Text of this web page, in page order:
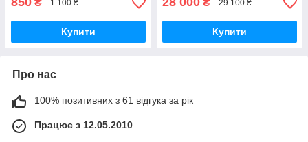
₴ 1 100 ₴
Купити
₴ 29 100 ₴
Купити
Про нас
100% позитивних з 61 відгука за рік
Працює з 12.05.2010